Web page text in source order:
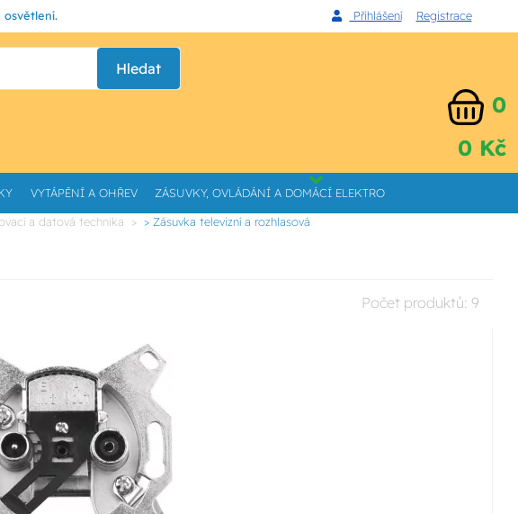
osvětlení. Přihlášení Registrace
Hledat
0
0 Kč
VYTÁPĚNÍ A OHŘEV ZÁSUVKY, OVLÁDÁNÍ A DOMÁCÍ ELEKTRO
a datová technika > Zásuvka televizní a rozhlasová
Počet produktů: 9